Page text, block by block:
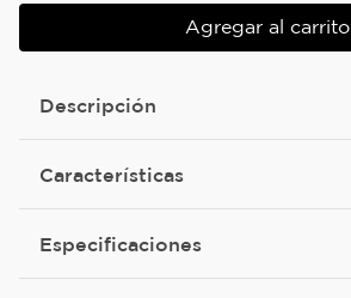
Agregar al carrito
Descripción
Características
Especificaciones